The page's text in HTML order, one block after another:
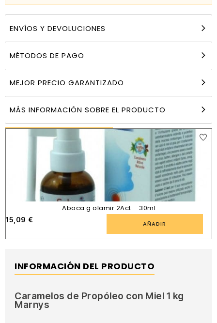
ENVÍOS Y DEVOLUCIONES
MÉTODOS DE PAGO
MEJOR PRECIO GARANTIZADO
MÁS INFORMACIÓN SOBRE EL PRODUCTO
28,99€
AÑADIR
PRODUCTOS SIMILARES
Aboca g olamir 2Act – 30ml
15,09 € AÑADIR
INFORMACIÓN DEL PRODUCTO
Caramelos de Propóleo con Miel 1 kg
Marnys